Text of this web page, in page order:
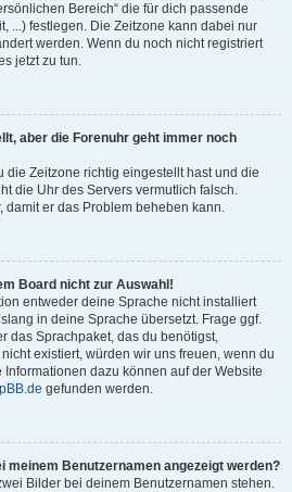
Bereich“ die für dich passende
...) festlegen. Die Zeitzone kann dabei nur
werden. Wenn du noch nicht registriert
jetzt zu tun.
aber die Forenuhr geht immer noch
die Zeitzone richtig eingestellt hast und die
die Uhr des Servers vermutlich falsch.
damit er das Problem beheben kann.
Board nicht zur Auswahl!
entweder deine Sprache nicht installiert
in deine Sprache übersetzt. Frage ggf.
das Sprachpaket, das du benötigst,
existiert, würden wir uns freuen, wenn du
dazu können auf der Website
gefunden werden.
meinem Benutzernamen angezeigt werden?
Bilder bei deinem Benutzernamen stehen.